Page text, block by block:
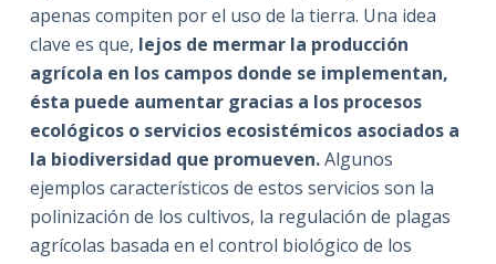
apenas compiten por el uso de la tierra. Una idea
clave es que, lejos de mermar la producción
agrícola en los campos donde se implementan,
ésta puede aumentar gracias a los procesos
ecológicos o servicios ecosistémicos asociados a
la biodiversidad que promueven.Algunos
ejemplos característicos de estos servicios son la
polinización de los cultivos, la regulación de plagas
agrícolas basada en el control biológico de los